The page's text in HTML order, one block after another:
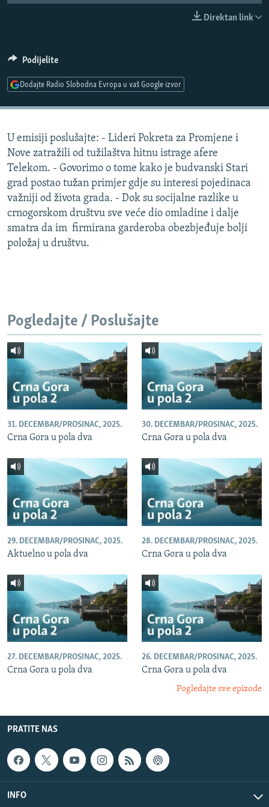
SPECIJALI RSE
VIŠE OD NASLOVA
TV LIBERTY
POST SCRIPTUM
MOJA EVROPA
TRI DECENIJE OD RATA U BIH
SVE KARTE DEJTONA
NASTANAK I RASPAD JUGOSLAVIJE
PRATITE NAS
Sve RFE/RL stranice
Direktan link
Podijelite
Dodajte Radio Slobodna Evropa u vaš Google izvor
U emisiji poslušajte: - Lideri Pokreta za Promjene i
Nove zatražili od tužilaštva hitnu istrage afere
Telekom. - Govorimo o tome kako je budvanski Stari
grad postao tužan primjer gdje su interesi pojedinaca
važniji od života grada. - Dok su socijalne razlike u
crnogorskom društvu sve veće dio omladine i dalje
smatra da im firmirana garderoba obezbjeđuje bolji
položaj u društvu.
Pogledajte / Poslušajte
31. DECEMBAR/PROSINAC, 2025.
Crna Gora u pola dva
30. DECEMBAR/PROSINAC, 2025.
Crna Gora u pola dva
29. DECEMBAR/PROSINAC, 2025.
Aktuelno u pola dva
28. DECEMBAR/PROSINAC, 2025.
Crna Gora u pola dva
27. DECEMBAR/PROSINAC, 2025.
Crna Gora u pola dva
26. DECEMBAR/PROSINAC, 2025.
Crna Gora u pola dva
Pogledajte sve epizode
PRATITE NAS
INFO